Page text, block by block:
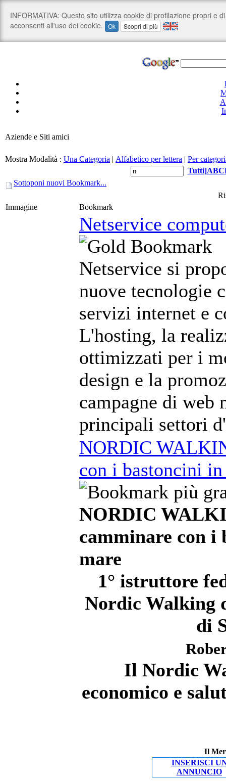
Aziende e Siti amici
Mostra Modalità : Una Categoria | Alfabetico per lettera | Per
Tutti]ABC
Sottoponi nuovi Bookmark...
Immagine
Bookmark
Netservice
Netservice si
nuove tecnologie
servizi internet e
L'hosting, la
ottimizzati per i
design e la
campagne di web
principali settori
NORDIC
con i bastoncini
NORDIC
camminare con
mare
1° istruttore
Nordic Walking
di
Il Nordic
economico e
Il
INSERISCI
ANNUNCIO